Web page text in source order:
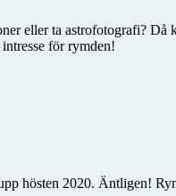
eller ta astrofotografi?
för rymden!
hösten 2020. Äntligen!